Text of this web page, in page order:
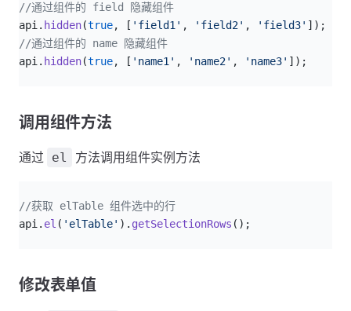
//通过组件的 field 隐藏组件
api. hidden(true, [ 'field1' , 'field2' , 'field3' ]);
//通过组件的 name 隐藏组件
api. hidden(true, [ 'name1' , 'name2' , 'name3' ]);
调用组件方法
通过 el 方法调用组件实例方法
//获取 elTable 组件选中的行
api. el ( 'elTable' ). getSelectionRows ();
修改表单值